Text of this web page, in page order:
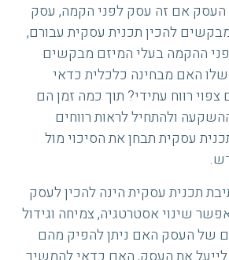
העסק אם זה עסק לפני הקמה, עסק
להכין תכנית עסקית עבורם,
ההקמה בעלי המיזם מבקשים
האם מבחינה כלכלית כדאי
רווח עתידי? תוך כמה זמן הם
ולהתחיל לראות רווחים
עסקית תבחן את הסיכוי מול
תכנית עסקית הינה להכין לעסק
שינוי אסטרטגיה, צמיחה וגידול
של העסק האם ניתן להפיק מהם